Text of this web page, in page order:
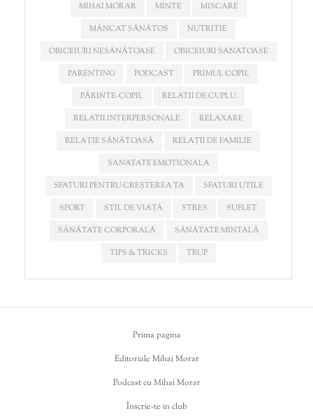
MIHAI MORAR
MINTE
MISCARE
MÂNCAT SĂNĂTOS
NUTRITIE
OBICEIURI NESĂNĂTOASE
OBICEIURI SANATOASE
PARENTING
PODCAST
PRIMUL COPIL
PĂRINTE-COPIL
RELATII DE CUPLU
RELATII INTERPERSONALE
RELAXARE
RELAȚIE SĂNĂTOASĂ
RELAȚII DE FAMILIE
SANATATE EMOTIONALA
SFATURI PENTRU CREȘTEREA TA
SFATURI UTILE
SPORT
STIL DE VIAȚĂ STRES
SUFLET
SĂNĂTATE CORPORALĂ
SĂNĂTATE MINTALĂ
TIPS & TRICKS
TRUP
Prima pagina
Editoriale Mihai Morar
Podcast cu Mihai Morar
Înscrie-te in club